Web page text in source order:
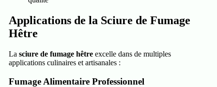
Applications de la Sciure de Fumage
Hêtre
La sciure de fumage hêtre excelle dans de multiples
applications culinaires et artisanales :
Fumage Alimentaire Professionnel